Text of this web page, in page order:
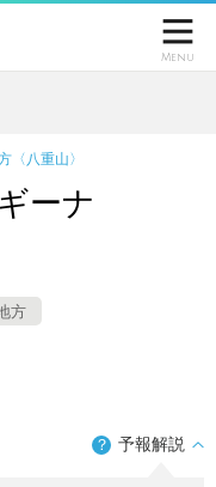

Menu
〈八重山〉
ーナ
方
？ 予報解説